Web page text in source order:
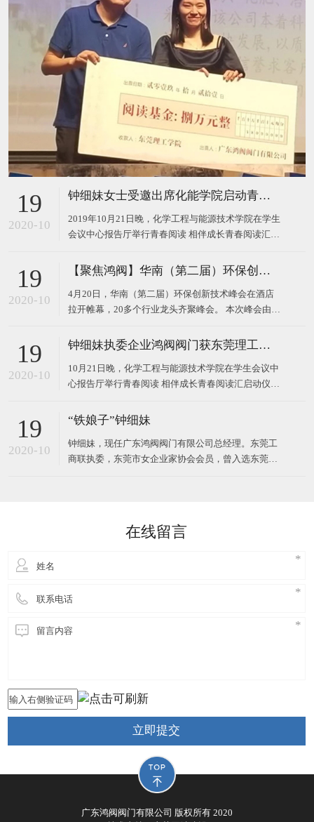
19
2020-10
钟细妹女士受邀出席化能学院启动青春阅读汇系列活动
2019年10月21日晚，化学工程与能源技术学院在学生
会议中心报告厅举行青春阅读 相伴成长青春阅读汇启
限公司董事长钟细妹、化能学院党委书记夏勇、化能
场仪式。化能学院党委委员、各支部书记、政治辅导
员、班主任
19
2020-10
【聚焦鸿阀】华南（第二届）环保创新技术峰会
4月20日，华南（第二届）环保创新技术峰会在酒店
拉开帷幕，20多个行业龙头齐聚峰会。 本次峰会由广
司作为主办方，以高新技术对接，最新技术产品，超
用，共同将环
19
2020-10
钟细妹执委企业鸿阀阀门获东莞理工学院校长马宏伟亲赠牌匾
10月21日晚，化学工程与能源技术学院在学生会议中
心报告厅举行青春阅读 相伴成长青春阅读汇启动仪
妹，与东莞理工学院党委副书记、校长马宏伟，化能
处长廖文波出席本场仪式。化能学院各支部书记、政
治辅导员、班
19
2020-10
“铁娘子”钟细妹
钟细妹，现任广东鸿阀阀门有限公司总经理。东莞工
商联执委，东莞市女企业家协会会员，曾入选东莞报
在线留言
立即提交
广东鸿阀阀门有限公司 版权所有 2020